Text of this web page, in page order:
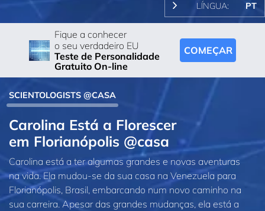
LÍNGUA: PT
Fique a conhecer
o seu verdadeiro EU
Teste de Personalidade
Gratuito On-line
COMEÇAR
SCIENTOLOGISTS @CASA
Carolina Está a Florescer
em Florianópolis @casa
Carolina está a ter algumas grandes e novas aventuras
na vida. Ela mudou‑se da sua casa na Venezuela para
Florianópolis, Brasil, embarcando num novo caminho na
sua carreira. Apesar das grandes mudanças, ela está a